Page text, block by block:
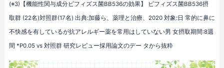
(※3)【機能性関与成分ビフィズス菌BB536の効果】 ビフィズス菌BB536摂
取群 (22名)対照群(17名) 出典:加藤ら、薬理と治療、2020 対象:日 常的に鼻に
不快感を有しているが抗アレルギー薬を常用はしていない男 女摂取期間:8週
間 *P0.05 vs 対照群 研究レビュー採用論文のデー タから抜粋